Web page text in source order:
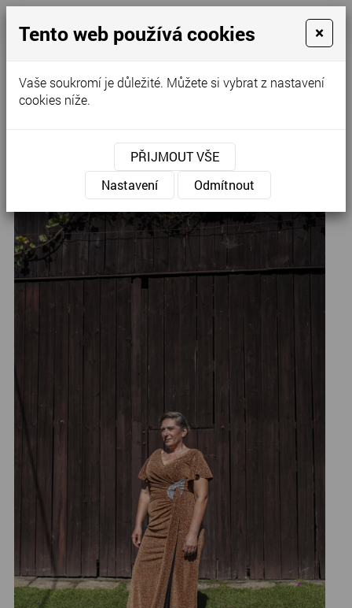
Kontaktujte nás
Společenské šaty»Jednoduché společenské šaty
Tento web používá cookies ×
Vaše soukromí je důležité. Můžete si vybrat z nastavení
cookies níže.
PŘIJMOUT VŠE
Nastavení
Odmítnout